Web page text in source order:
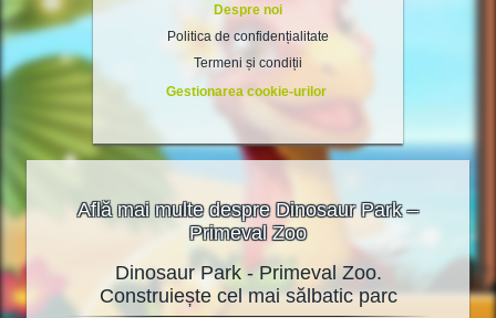
Despre noi
Politica de confidențialitate
Termeni și condiții
Gestionarea cookie-urilor
Află mai multe despre Dinosaur Park –
Primeval Zoo
Dinosaur Park - Primeval Zoo.
Construiește cel mai sălbatic parc